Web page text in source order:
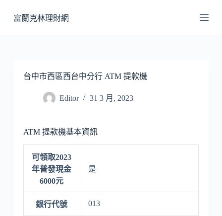
至
富蘭克林理財網
台中市西區西台中分行 ATM 提款機
Editor 31 3 月, 2023
ATM 提款機基本資訊
可領取2023
年普發現金
6000元
是
銀行代號 013